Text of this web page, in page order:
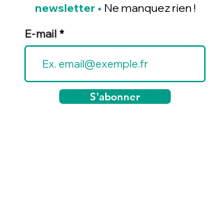
newsletter • Ne manquez rien !
E-mail
S'abonner